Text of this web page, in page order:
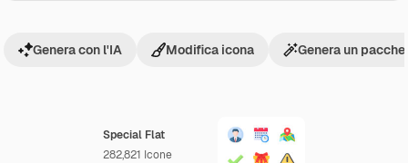
Special Flat
282,821 Icone
Genera con l'IA Modifica icona Genera un